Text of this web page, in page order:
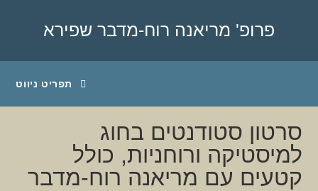
פרופ' מריאנה רוח-מדבר שפירא
תפריט ניווט
סרטון סטודנטים בחוג
למיסטיקה ורוחניות, כולל
קטעים עם מריאנה רוח-מדבר